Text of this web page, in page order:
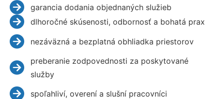
garancia dodania objednaných služieb
dlhoročné skúsenosti, odbornosť a bohatá prax
nezáväzná a bezplatná obhliadka priestorov
preberanie zodpovednosti za poskytované
služby
spoľahliví, overení a slušní pracovníci